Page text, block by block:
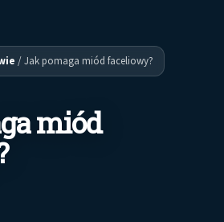
/Jak pomaga miód faceliowy?
miód